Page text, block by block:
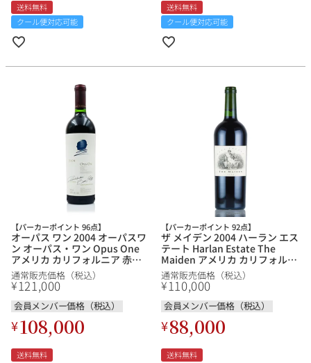
送料無料
クール便対応可能
送料無料
クール便対応可能
【パーカーポイント 96点】
オーパス ワン 2004 オーパスワ
ン オーパス・ワン Opus One
アメリカ カリフォルニア 赤ワ
イン 新入荷
通常販売価格（税込）
¥121,000
会員メンバー価格（税込）
¥108,000
送料無料
【パーカーポイント 92点】
ザ メイデン 2004 ハーラン エス
テート Harlan Estate The
Maiden アメリカ カリフォルニ
ア 赤ワイン
通常販売価格（税込）
¥110,000
会員メンバー価格（税込）
¥88,000
送料無料